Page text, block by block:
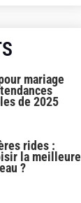
mariage
de 2025
rides :
la meilleure
?